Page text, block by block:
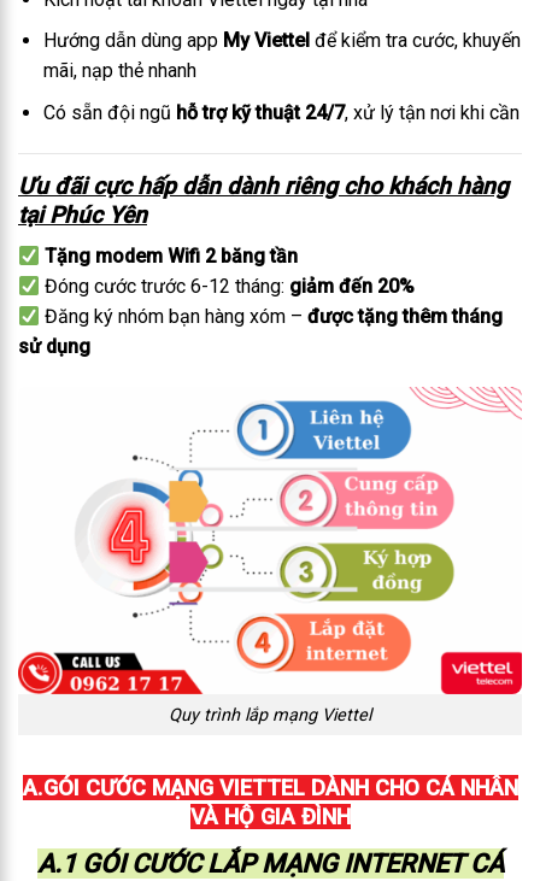
Hướng dẫn dùng app My Viettel để kiểm tra cước, khuyến
mãi, nạp thẻ nhanh
Có sẵn đội ngũ hỗ trợ kỹ thuật 24/7, xử lý tận nơi khi cần
Ưu đãi cực hấp dẫn dành riêng cho khách hàng
tại Phúc Yên
Tặng modem Wifi 2 băng tần
Đóng cước trước 6-12 tháng: giảm đến 20%
Đăng ký nhóm bạn hàng xóm –được tặng thêm tháng
sử dụng
Quy trình lắp mạng Viettel
A.GÓI CƯỚC MẠNG VIETTEL DÀNH CHO CÁ NHÂN
VÀ HỘ GIA ĐÌNH
A.1 GÓI CƯỚC LẮP MẠNG INTERNET CÁ